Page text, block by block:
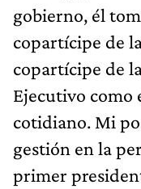
gobierno, él
copartícipe de
copartícipe de
Ejecutivo como
cotidiano. Mi
gestión en la
primer